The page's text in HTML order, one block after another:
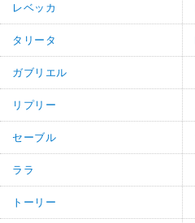
レベッカ
タリータ
ガブリエル
リプリー
セーブル
ララ
トーリー